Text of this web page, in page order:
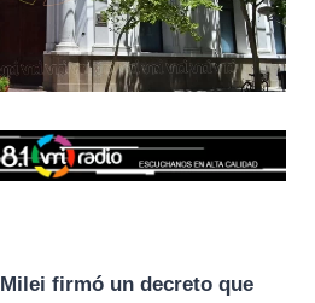
firmó un decreto que